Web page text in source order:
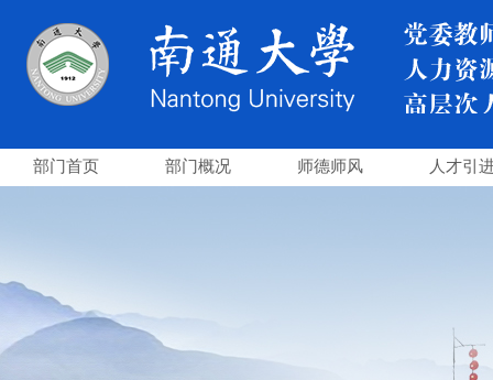
部门首页 部门概况 师德师风 人才引